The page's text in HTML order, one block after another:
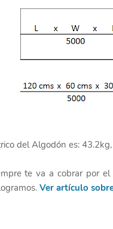
del Algodón es:
te va a cobrar por
Ver artículo